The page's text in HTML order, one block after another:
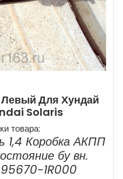
Левый Для Хундай
Solaris
товара:
1,4 Коробка АКПП
бу вн.
1R000